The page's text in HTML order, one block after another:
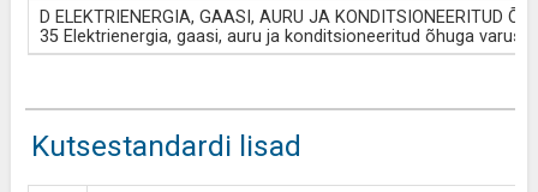
D ELEKTRIENERGIA, GAASI, AURU JA KONDITSIONEERITUD
35 Elektrienergia, gaasi, auru ja konditsioneeritud õhuga
Kutsestandardi lisad